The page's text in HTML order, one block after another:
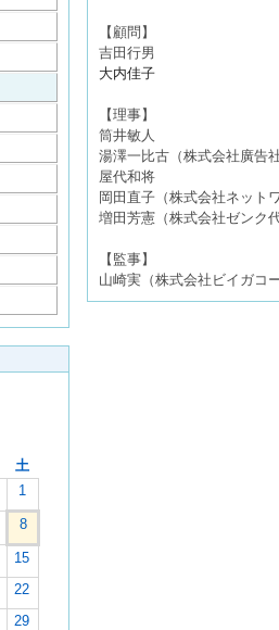
土
1
8
15
22
29
【顧問】
吉田行男
大内佳子
【理事】
筒井敏人
湯澤一比古（株式会社廣告
屋代和将
岡田直子（株式会社ネット
増田芳憲（株式会社ゼンク
【監事】
山崎実（株式会社ビイガコ